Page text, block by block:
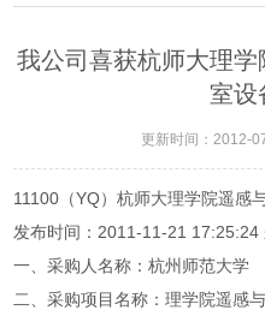
我公司喜获杭师大理
室设
更新时间：2012-
11100（YQ）杭师大理学院遥感
发布时间：2011-11-21 17:25:24
一、采购人名称：杭州师范大学
二、采购项目名称：理学院遥感